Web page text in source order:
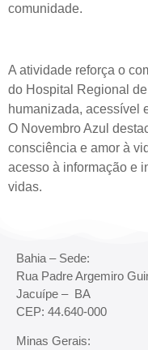
comunidade.
A atividade reforça o
do Hospital Regional
humanizada, acessível
O Novembro Azul
consciência e amor à
acesso à informação e
vidas.
Bahia – Sede:
Rua Padre Argemiro
Jacuípe – BA
CEP: 44.640-000
Minas Gerais: